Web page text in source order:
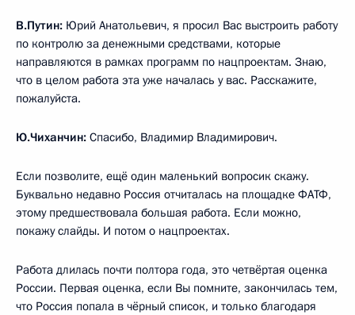
В.Путин: Юрий Анатольевич, я просил Вас выстроить работу
по контролю за денежными средствами, которые
направляются в рамках программ по нацпроектам. Знаю,
что в целом работа эта уже началась у вас. Расскажите,
пожалуйста.
Ю.Чиханчин: Спасибо, Владимир Владимирович.
Если позволите, ещё один маленький вопросик скажу.
Буквально недавно Россия отчиталась на площадке ФАТФ,
этому предшествовала большая работа. Если можно,
покажу слайды. И потом о нацпроектах.
Работа длилась почти полтора года, это четвёртая оценка
России. Первая оценка, если Вы помните, закончилась тем,
что Россия попала в чёрный список, и только благодаря